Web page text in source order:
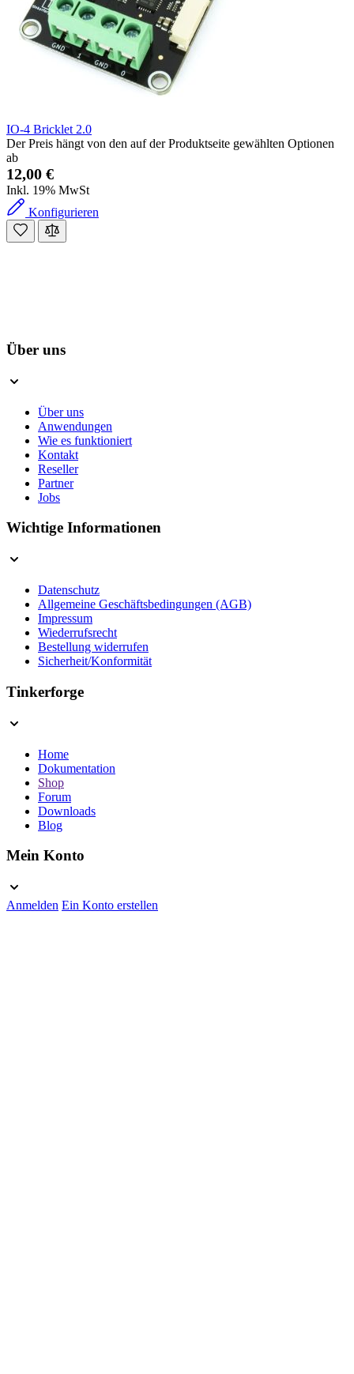
IO-4 Bricklet 2.0
Der Preis hängt von den auf der Produktseite gewählten Optionen
ab
12,00 €
Inkl. 19% MwSt
Konfigurieren
Über uns
Über uns
Anwendungen
Wie es funktioniert
Kontakt
Reseller
Partner
Jobs
Wichtige Informationen
Datenschutz
Allgemeine Geschäftsbedingungen (AGB)
Impressum
Wiederrufsrecht
Bestellung widerrufen
Sicherheit/Konformität
Tinkerforge
Home
Dokumentation
Shop
Forum
Downloads
Blog
Mein Konto
Anmelden Ein Konto erstellen